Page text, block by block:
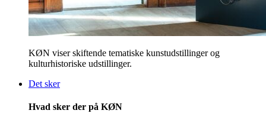
KØN viser skiftende tematiske kunstudstillinger og
kulturhistoriske udstillinger.
Det sker
Hvad sker der på KØN